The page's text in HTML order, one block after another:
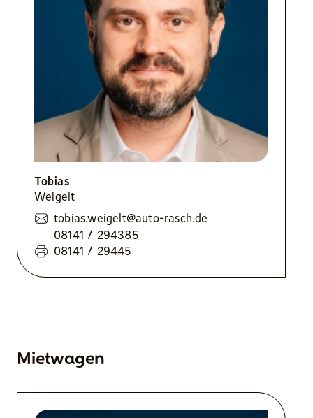
Tobias
Weigelt
tobias.weigelt@auto-rasch.de
08141 / 294385
08141 / 29445
Mietwagen